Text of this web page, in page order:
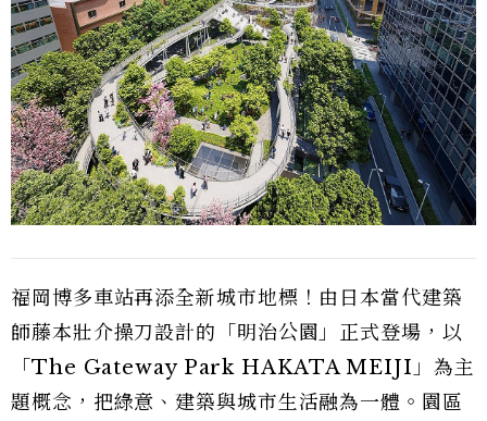
福岡博多車站再添全新城市地標！由日本當代建築
師藤本壯介操刀設計的「明治公園」正式登場，以
「The Gateway Park HAKATA MEIJI」為主
題概念，把綠意、建築與城市生活融為一體。園區